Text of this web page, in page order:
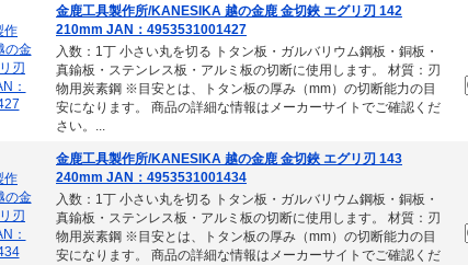
金鹿工具製作所/KANESIKA 越の金鹿 金切鋏 エグリ刃 142
210mm JAN：4953531001427
入数：1丁 小さい丸を切る トタン板・ガルバリウム鋼板・銅板・
真鍮板・ステンレス板・アルミ板の切断に使用します。 材質：刃
物用炭素鋼 ※目安とは、トタン板の厚み（mm）の切断能力の目
安になります。 商品の詳細な情報はメーカーサイトでご確認くだ
さい。...
金鹿工具製作所/KANESIKA 越の金鹿 金切鋏 エグリ刃 143
240mm JAN：4953531001434
入数：1丁 小さい丸を切る トタン板・ガルバリウム鋼板・銅板・
真鍮板・ステンレス板・アルミ板の切断に使用します。 材質：刃
物用炭素鋼 ※目安とは、トタン板の厚み（mm）の切断能力の目
安になります。 商品の詳細な情報はメーカーサイトでご確認くだ